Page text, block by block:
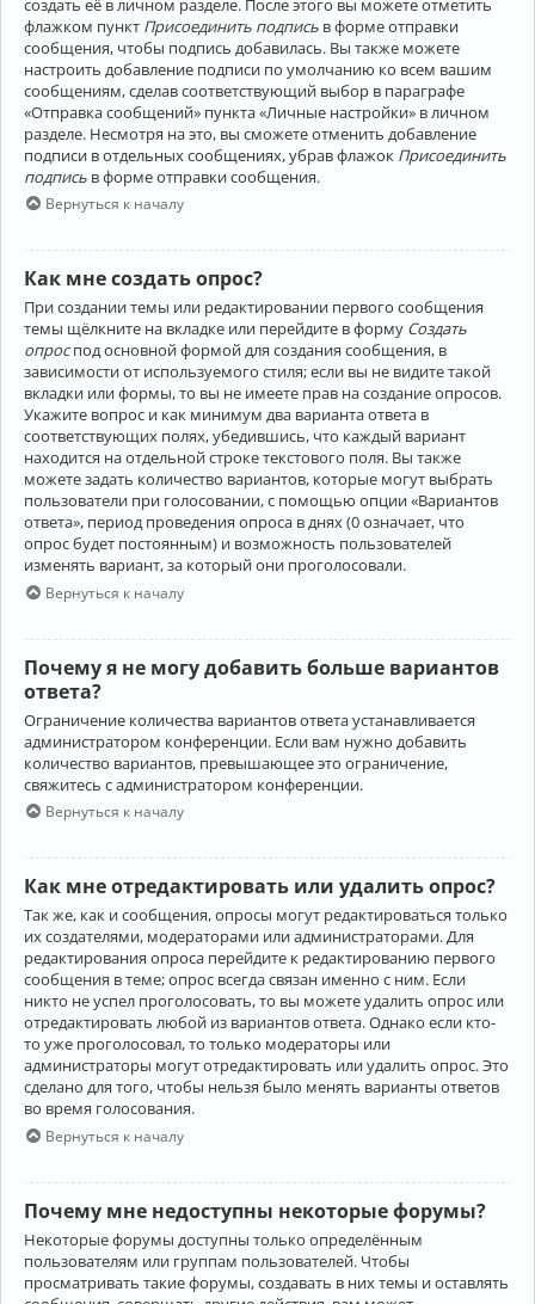
флажком пункт Присоединить подпись в форме отправки
сообщения, чтобы подпись добавилась. Вы также можете
настроить добавление подписи по умолчанию ко всем вашим
сообщениям, сделав соответствующий выбор в параграфе
«Отправка сообщений» пункта «Личные настройки» в личном
разделе. Несмотря на это, вы сможете отменить добавление
подписи в отдельных сообщениях, убрав флажок Присоединить
подпись в форме отправки сообщения.
Вернуться к началу
Как мне создать опрос?
При создании темы или редактировании первого сообщения
темы щёлкните на вкладке или перейдите в форму Создать
опроспод основной формой для создания сообщения, в
зависимости от используемого стиля; если вы не видите такой
вкладки или формы, то вы не имеете прав на создание опросов.
Укажите вопрос и как минимум два варианта ответа в
соответствующих полях, убедившись, что каждый вариант
находится на отдельной строке текстового поля. Вы также
можете задать количество вариантов, которые могут выбрать
пользователи при голосовании, с помощью опции «Вариантов
ответа», период проведения опроса в днях (0 означает, что
опрос будет постоянным) и возможность пользователей
изменять вариант, за который они проголосовали.
Вернуться к началу
Почему я не могу добавить больше вариантов
ответа?
Ограничение количества вариантов ответа устанавливается
администратором конференции. Если вам нужно добавить
количество вариантов, превышающее это ограничение,
свяжитесь с администратором конференции.
Вернуться к началу
Как мне отредактировать или удалить опрос?
Так же, как и сообщения, опросы могут редактироваться только
их создателями, модераторами или администраторами. Для
редактирования опроса перейдите к редактированию первого
сообщения в теме; опрос всегда связан именно с ним. Если
никто не успел проголосовать, то вы можете удалить опрос или
отредактировать любой из вариантов ответа. Однако если кто-
то уже проголосовал, то только модераторы или
администраторы могут отредактировать или удалить опрос. Это
сделано для того, чтобы нельзя было менять варианты ответов
во время голосования.
Вернуться к началу
Почему мне недоступны некоторые форумы?
Некоторые форумы доступны только определённым
пользователям или группам пользователей. Чтобы
просматривать такие форумы, создавать в них темы и оставлять